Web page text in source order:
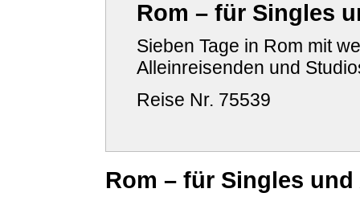
Rom – für Singles
Sieben Tage in Rom mit
Alleinreisenden und
Reise Nr. 75539
Rom – für Singles